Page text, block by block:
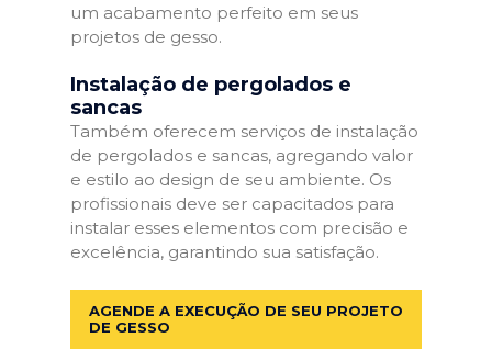
um acabamento perfeito em seus
projetos de gesso.
Instalação de pergolados e
sancas
Também oferecem serviços de instalação
de pergolados e sancas, agregando valor
e estilo ao design de seu ambiente. Os
profissionais deve ser capacitados para
instalar esses elementos com precisão e
excelência, garantindo sua satisfação.
AGENDE A EXECUÇÃO DE SEU PROJETO
DE GESSO